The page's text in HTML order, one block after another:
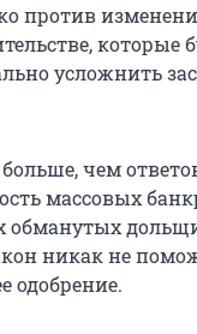
против
усложнить
чем
массовых
обманутых
никак не
одобрение.